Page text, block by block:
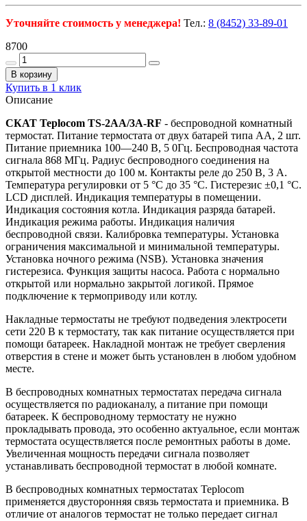
Уточняйте стоимость у менеджера! Тел.: 8 (8452) 33-89-01
8700
В корзину
Купить в 1 клик
Описание
СКАТ Teplocom TS-2AA/3A-RF - беспроводной комнатный
термостат. Питание термостата от двух батарей типа АА, 2 шт.
Питание приемника 100—240 В, 5 0Гц. Беспроводная частота
сигнала 868 МГц. Радиус беспроводного соединения на
открытой местности до 100 м. Контакты реле до 250 В, 3 А.
Температура регулировки от 5 °С до 35 °С. Гистерезис ±0,1 °С.
LCD дисплей. Индикация температуры в помещении.
Индикация состояния котла. Индикация разряда батарей.
Индикация режима работы. Индикация наличия
беспроводной связи. Калибровка температуры. Установка
ограничения максимальной и минимальной температуры.
Установка ночного режима (NSB). Установка значения
гистерезиса. Функция защиты насоса. Работа с нормально
открытой или нормально закрытой логикой. Прямое
подключение к термоприводу или котлу.
Накладные термостаты не требуют подведения электросети
сети 220 В к термостату, так как питание осуществляется при
помощи батареек. Накладной монтаж не требует сверления
отверстия в стене и может быть установлен в любом удобном
месте.
В беспроводных комнатных термостатах передача сигнала
осуществляется по радиоканалу, а питание при помощи
батареек. К беспроводному термостату не нужно
прокладывать провода, это особенно актуальное, если монтаж
термостата осуществляется после ремонтных работы в доме.
Увеличенная мощность передачи сигнала позволяет
устанавливать беспроводной термостат в любой комнате.
В беспроводных комнатных термостатах Teplocom
применяется двусторонняя связь термостата и приемника. В
отличие от аналогов термостат не только передает сигнал